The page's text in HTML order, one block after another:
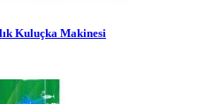
Kuluçka Makinesi